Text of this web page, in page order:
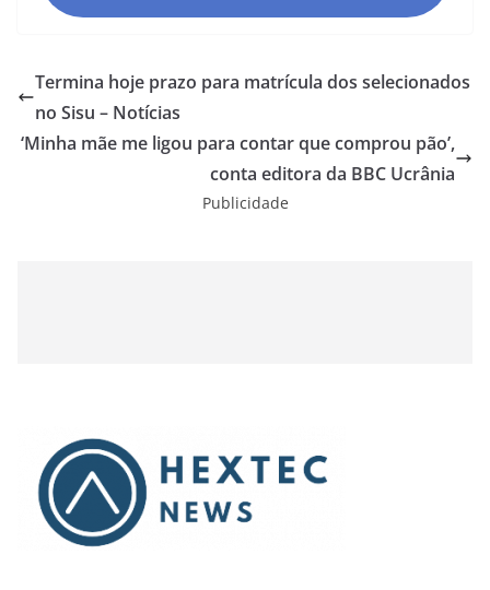
Termina hoje prazo para matrícula dos selecionados
no Sisu – Notícias
‘Minha mãe me ligou para contar que comprou pão’,
conta editora da BBC Ucrânia
Publicidade